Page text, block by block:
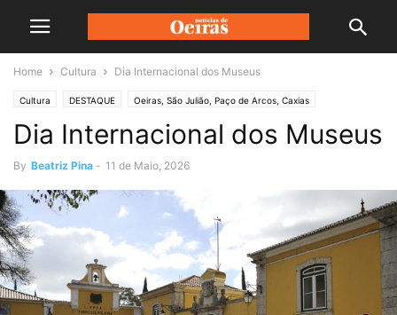
Home Cultura Dia Internacional dos Museus
Cultura DESTAQUE Oeiras, São Julião, Paço de Arcos, Caxias
Sociedade
Dia Internacional dos Museus
By Beatriz Pina - 11 de Maio, 2026